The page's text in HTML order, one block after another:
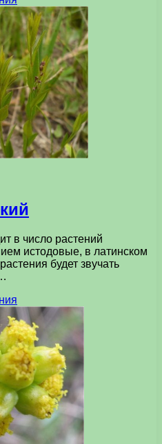
в число растений
истодовые, в латинском
будет звучать